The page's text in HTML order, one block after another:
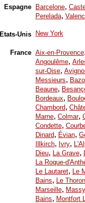
Espagne Barcelone,
Perelada,
Etats-Unis New York
France Aix-en-Provence
Angoulême,
sur-Oise,
Messieurs,
Beaune,
Bordeaux,
Chambord,
Marne, Colmar,
Condette,
Dinard, Évian,
Illkirch, Ivry,
Dieu, La Grave,
La Roque-
Le Lautaret, Le
Bains, Le
Marseille, Massy
Bains, Montfort